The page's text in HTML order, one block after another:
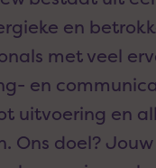
en
met veel
en
uitvoering en
Ons doel?